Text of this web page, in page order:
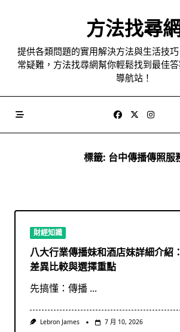
方法找尋
提供各類問題的實用解決方法與生活技
常疑難，方法找尋網幫你輕鬆找到最佳
導航站！
標籤: 台中傳播傳照服
財經知識
八大行業傳播妹和酒店妹詳細介紹
差異比較與選擇重點
先搞懂：傳播 ...
Lebron James 7 月 10, 2026